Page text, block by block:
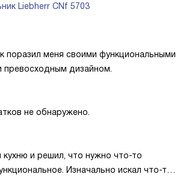
Liebherr CNf 5703
поразил меня своими функциональными
дизайном.
не обнаружено.
и решил, что нужно что-то
Изначально искал что-то,